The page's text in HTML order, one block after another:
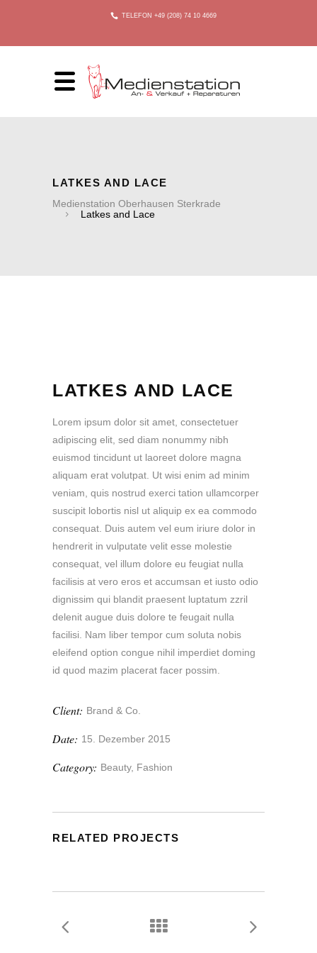
TELEFON +49 (208) 74 10 4669
LATKES AND LACE
Medienstation Oberhausen Sterkrade
Latkes and Lace
LATKES AND LACE
Lorem ipsum dolor sit amet, consectetuer
adipiscing elit, sed diam nonummy nibh
euismod tincidunt ut laoreet dolore magna
aliquam erat volutpat. Ut wisi enim ad minim
veniam, quis nostrud exerci tation ullamcorper
suscipit lobortis nisl ut aliquip ex ea commodo
consequat. Duis autem vel eum iriure dolor in
hendrerit in vulputate velit esse molestie
consequat, vel illum dolore eu feugiat nulla
facilisis at vero eros et accumsan et iusto odio
dignissim qui blandit praesent luptatum zzril
delenit augue duis dolore te feugait nulla
facilisi. Nam liber tempor cum soluta nobis
eleifend option congue nihil imperdiet doming
id quod mazim placerat facer possim.
Client: Brand & Co.
Date: 15. Dezember 2015
Category: Beauty, Fashion
RELATED PROJECTS